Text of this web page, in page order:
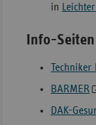
in
Info-
Techniker
BARMER
DAK-